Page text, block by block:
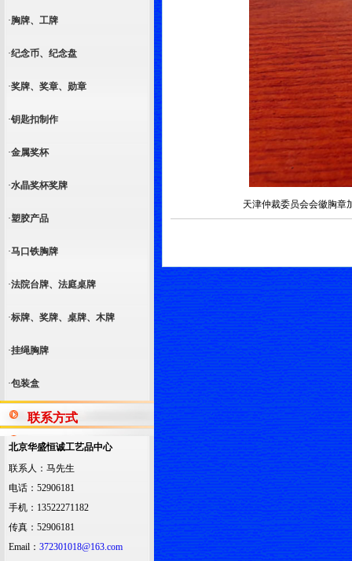
·胸牌、工牌
·纪念币、纪念盘
·奖牌、奖章、勋章
·钥匙扣制作
·金属奖杯
·水晶奖杯奖牌
·塑胶产品
·马口铁胸牌
·法院台牌、法庭桌牌
·标牌、奖牌、桌牌、木牌
·挂绳胸牌
·包装盒
联系方式
北京华盛恒诚工艺品中心
联系人：马先生
电话：52906181
手机：13522271182
传真：52906181
Email： 372301018@163.com
天津仲裁委员会会徽胸章加